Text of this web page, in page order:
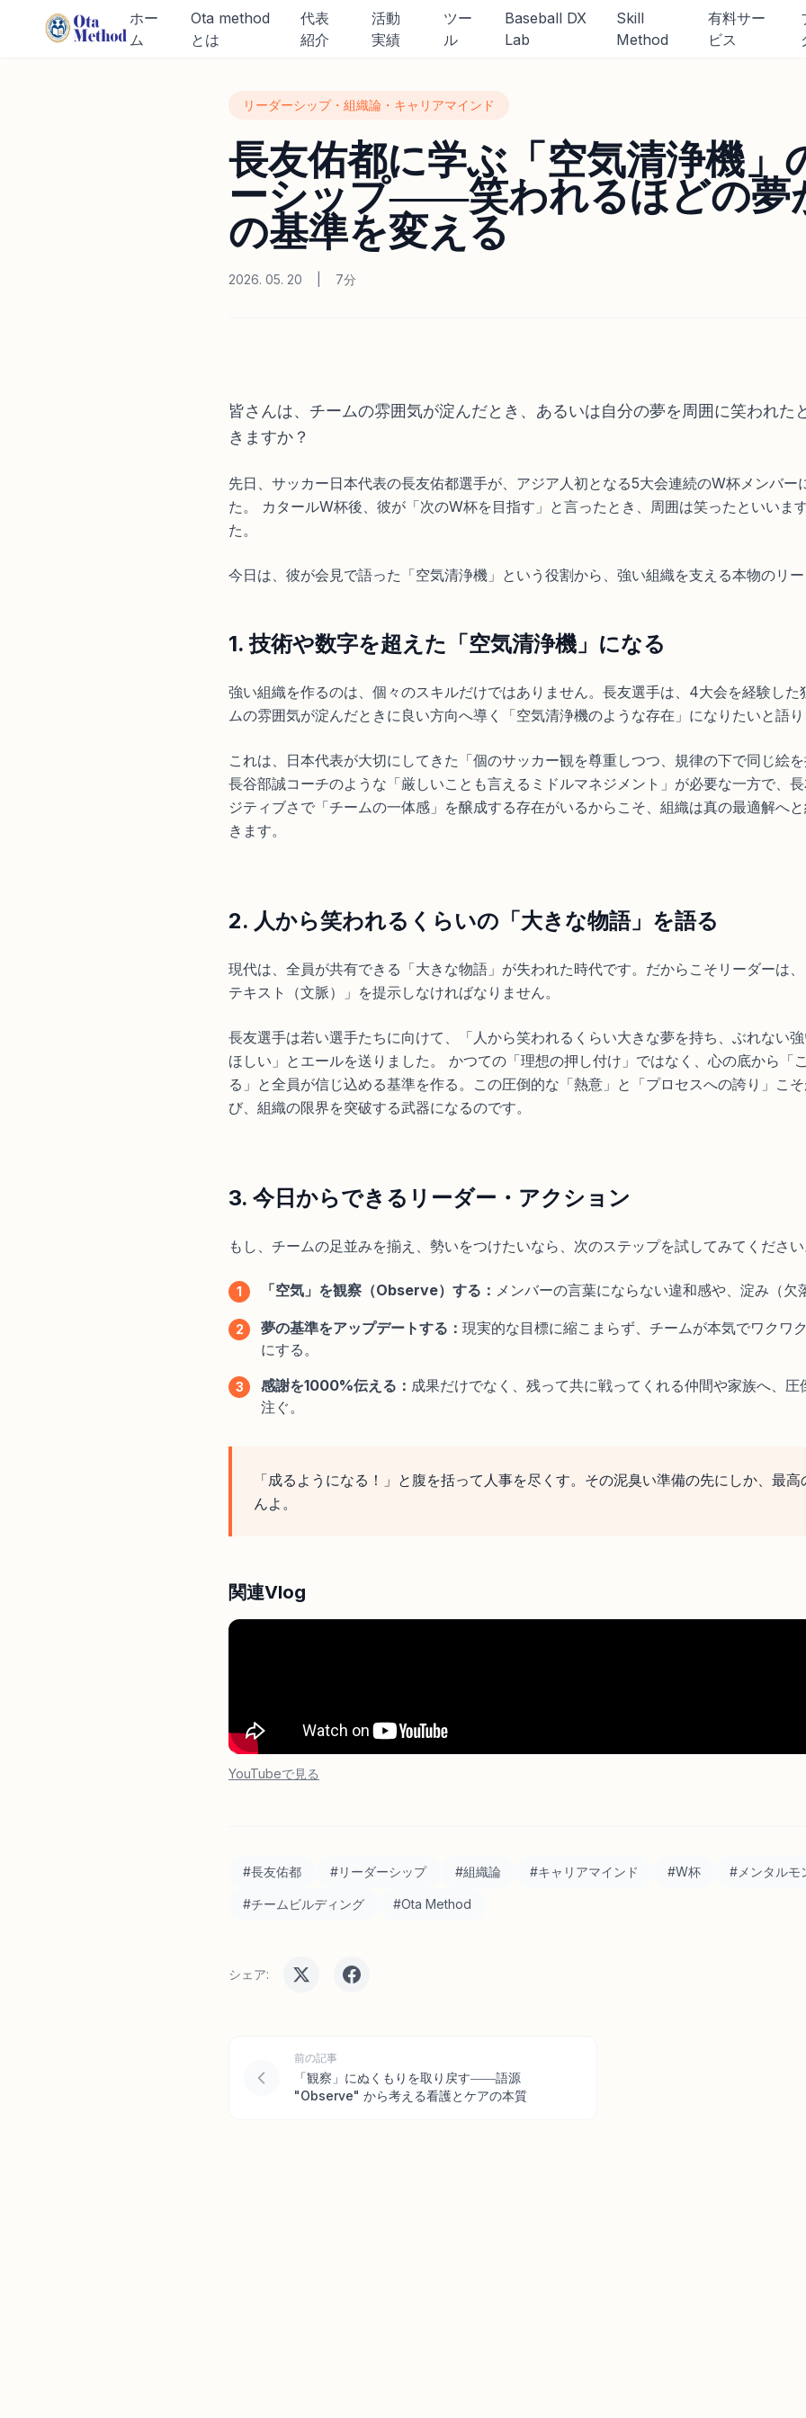
ホー
ム
Ota method
とは
代表
紹介
活動
実績
ツー
ル
Baseball DX
Lab
Skill
Method
有料サー
ビス
ホーム ブログ 長友佑都に学ぶ「空気清浄機」のリーダーシップ――笑われるほどの夢が、組
リーダーシップ・組織論・キャリアマインド
長友佑都に学ぶ「空気清浄機」
ーシップ――笑われるほどの夢
の基準を変える
2026. 05. 20 7分
皆さんは、チームの雰囲気が淀んだとき、あるいは自分の夢を周囲に笑われた
きますか？
先日、サッカー日本代表の長友佑都選手が、アジア人初となる5大会連続のW杯メンバー
た。 カタールW杯後、彼が「次のW杯を目指す」と言ったとき、周囲は笑ったといいま
た。
今日は、彼が会見で語った「空気清浄機」という役割から、強い組織を支える本物のリ
1. 技術や数字を超えた「空気清浄機」になる
強い組織を作るのは、個々のスキルだけではありません。長友選手は、4大会を経験し
ムの雰囲気が淀んだときに良い方向へ導く「空気清浄機のような存在」になりたいと語
これは、日本代表が大切にしてきた「個のサッカー観を尊重しつつ、規律の下で同じ絵
長谷部誠コーチのような「厳しいことも言えるミドルマネジメント」が必要な一方で、
ジティブさで「チームの一体感」を醸成する存在がいるからこそ、組織は真の最適解へ
きます。
2. 人から笑われるくらいの「大きな物語」を語る
現代は、全員が共有できる「大きな物語」が失われた時代です。だからこそリーダーは
テキスト（文脈）」を提示しなければなりません。
長友選手は若い選手たちに向けて、「人から笑われるくらい大きな夢を持ち、ぶれない
ほしい」とエールを送りました。 かつての「理想の押し付け」ではなく、心の底から「
る」と全員が信じ込める基準を作る。この圧倒的な「熱意」と「プロセスへの誇り」こ
び、組織の限界を突破する武器になるのです。
3. 今日からできるリーダー・アクション
もし、チームの足並みを揃え、勢いをつけたいなら、次のステップを試してみてくださ
1 「空気」を観察（Observe）する： メンバーの言葉にならない違和感や、淀み（欠
2 夢の基準をアップデートする： 現実的な目標に縮こまらず、チームが本気でワクワ
にする。
3 感謝を1000%伝える： 成果だけでなく、残って共に戦ってくれる仲間や家族へ、
注ぐ。
「成るようになる！」と腹を括って人事を尽くす。その泥臭い準備の先にしか、最
んよ。
関連Vlog
YouTubeで見る
#長友佑都 #リーダーシップ #組織論 #キャリアマインド #W杯 # メンタルモ
#チームビルディング #Ota Method
シェア:
前の記事
「観察」にぬくもりを取り戻す――語源
"Observe" から考える看護とケアの本質